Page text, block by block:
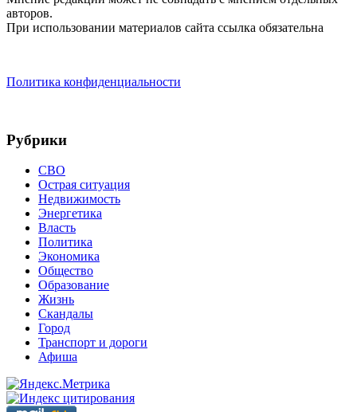
авторов.
При использовании материалов сайта ссылка обязательна
Политика конфиденциальности
Рубрики
СВО
Острая ситуация
Недвижимость
Энергетика
Власть
Политика
Экономика
Общество
Образование
Жизнь
Скандалы
Город
Транспорт и дороги
Афиша